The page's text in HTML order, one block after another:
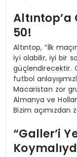
Altıntop’a
50!
Altıntop, “İlk
iyi olabilir, iyi bir
güçlendirecektir.
futbol
Macaristan zor
Almanya ve
Bizim açımızdan
“Galler’i